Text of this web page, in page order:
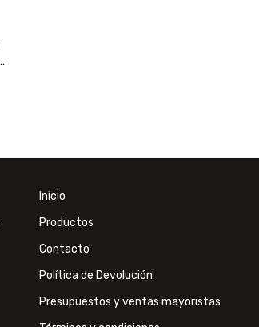
Inicio
Productos
Contacto
Política de Devolución
Presupuestos y ventas mayoristas